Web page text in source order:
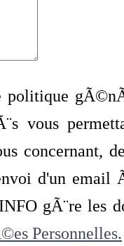
vous
concernant,
d'un
gÃ¨re les
Personnelles.